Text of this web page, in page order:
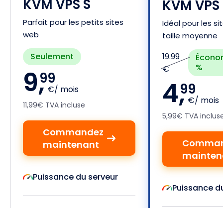
KVM VPS S
Parfait pour les petits sites
web
Seulement
9,99
€/ mois
11,99€ TVA incluse
Commandez
maintenant
Puissance du serveur
KVM
Idéal pour les
taille moyenne
19.99
€
%
4,99
€/ mois
5,99€ TVA
Puissance